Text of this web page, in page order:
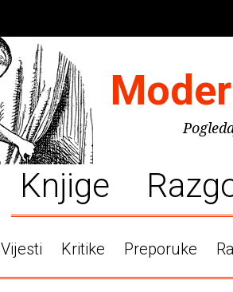
Knjige
Vijesti Kritike Preporuke